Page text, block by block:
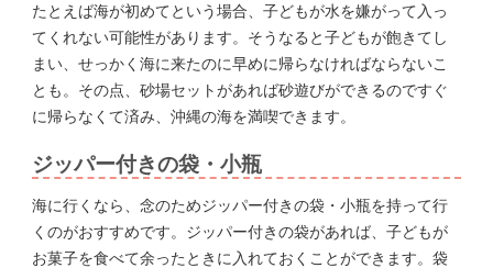
たとえば海が初めてという場合、子どもが水を嫌がって入っ
てくれない可能性があります。そうなると子どもが飽きてし
まい、せっかく海に来たのに早めに帰らなければならないこ
とも。その点、砂場セットがあれば砂遊びができるのですぐ
に帰らなくて済み、沖縄の海を満喫できます。
ジッパー付きの袋・小瓶
海に行くなら、念のためジッパー付きの袋・小瓶を持って行
くのがおすすめです。ジッパー付きの袋があれば、子どもが
お菓子を食べて余ったときに入れておくことができます。袋